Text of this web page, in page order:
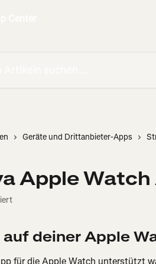
Geräte und Drittanbieter-Apps
Apple Watch
deiner Apple
für die Apple Watch unterstützt